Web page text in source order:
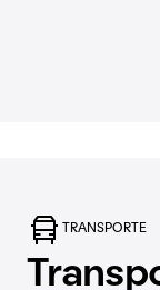
TRANSPORTE